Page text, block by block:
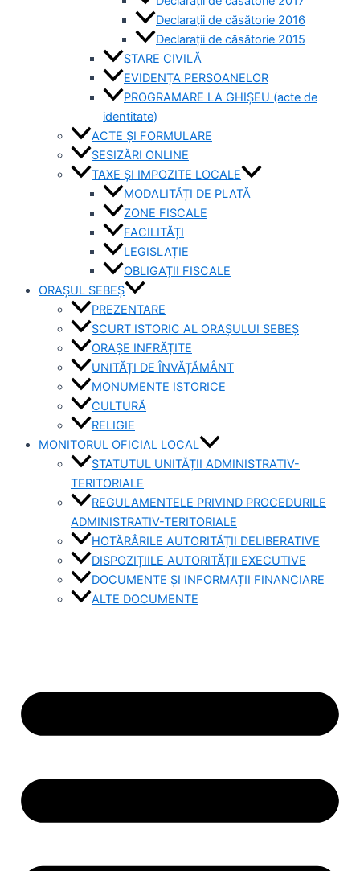
Declarații de căsătorie 2016
Declarații de căsătorie 2015
STARE CIVILĂ
EVIDENȚA PERSOANELOR
PROGRAMARE LA GHIȘEU (acte de
identitate)
ACTE ȘI FORMULARE
SESIZĂRI ONLINE
TAXE ȘI IMPOZITE LOCALE
MODALITĂȚI DE PLATĂ
ZONE FISCALE
FACILITĂȚI
LEGISLAȚIE
OBLIGAȚII FISCALE
ORAȘUL SEBEȘ
PREZENTARE
SCURT ISTORIC AL ORAȘULUI SEBEȘ
ORAȘE INFRĂȚITE
UNITĂȚI DE ÎNVĂȚĂMÂNT
MONUMENTE ISTORICE
CULTURĂ
RELIGIE
MONITORUL OFICIAL LOCAL
STATUTUL UNITĂȚII ADMINISTRATIV-
TERITORIALE
REGULAMENTELE PRIVIND PROCEDURILE
ADMINISTRATIV-TERITORIALE
HOTĂRÂRILE AUTORITĂȚII DELIBERATIVE
DISPOZIȚIILE AUTORITĂȚII EXECUTIVE
DOCUMENTE ȘI INFORMAȚII FINANCIARE
ALTE DOCUMENTE